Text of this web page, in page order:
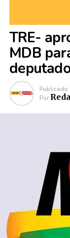
TRE-
MDB
Publicado
Por